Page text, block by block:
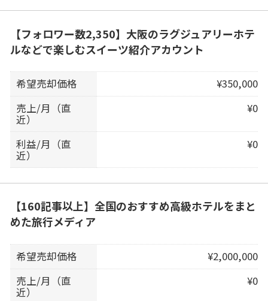
【フォロワー数2,350】大阪のラグジュアリーホテ
ルなどで楽しむスイーツ紹介アカウント
希望売却価格
¥350,000
売上/月（直
近）
¥0
利益/月（直
近）
¥0
【160記事以上】全国のおすすめ高級ホテルをまと
めた旅行メディア
希望売却価格
¥2,000,000
売上/月（直
近）
¥0